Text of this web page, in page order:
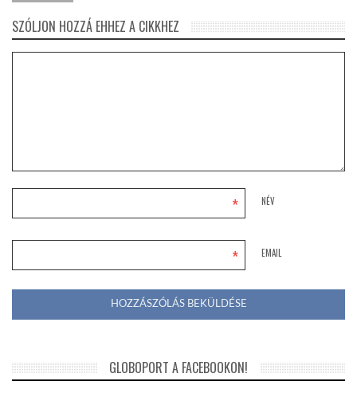
SZÓLJON HOZZÁ EHHEZ A CIKKHEZ
NÉV
*
EMAIL
*
GLOBOPORT A FACEBOOKON!